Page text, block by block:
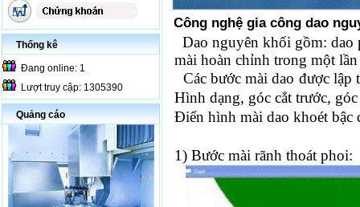
Thống kê
Đang online: 1
Lượt truy cập: 1305390
Quảng cáo
Công nghệ gia công dao
Dao nguyên khối gồm: dao
mài hoàn chỉnh trong một
Các bước mài dao được lập
Hình dạng, góc cắt trước,
Điển hình mài dao khoét bậc
1) Bước mài rãnh thoát phoi: